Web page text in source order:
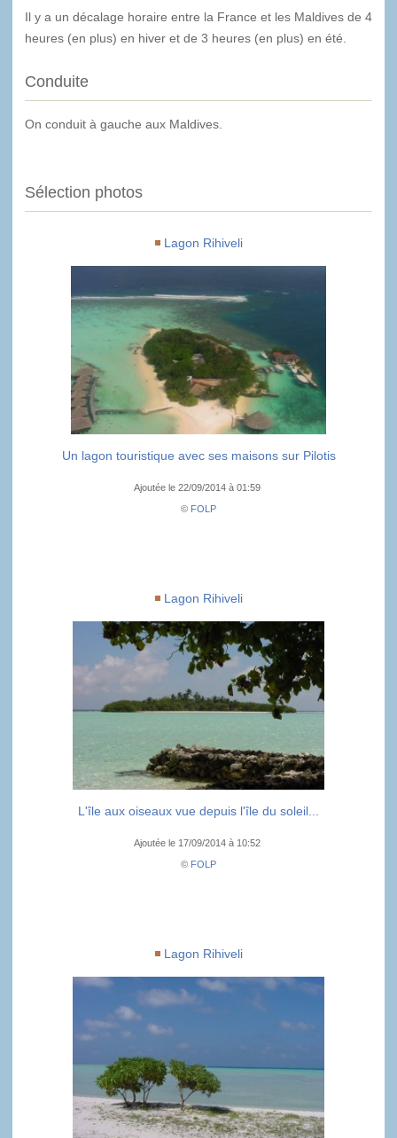
Il y a un décalage horaire entre la France et les Maldives de 4
heures (en plus) en hiver et de 3 heures (en plus) en été.
Conduite
On conduit à gauche aux Maldives.
Sélection photos
Lagon Rihiveli
Un lagon touristique avec ses maisons sur Pilotis
Ajoutée le 22/09/2014 à 01:59
© FOLP
Lagon Rihiveli
L'île aux oiseaux vue depuis l'île du soleil...
Ajoutée le 17/09/2014 à 10:52
© FOLP
Lagon Rihiveli